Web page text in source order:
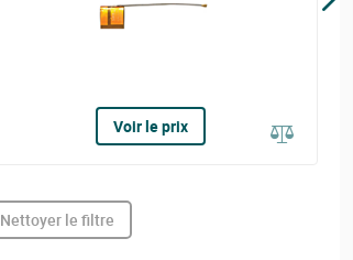
Voir le prix
Nettoyer le filtre